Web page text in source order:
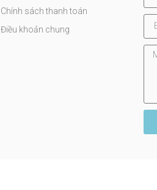
Chính sách thanh toán
Điều khoản chung